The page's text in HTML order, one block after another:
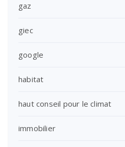
gaz
giec
google
habitat
haut conseil pour le climat
immobilier